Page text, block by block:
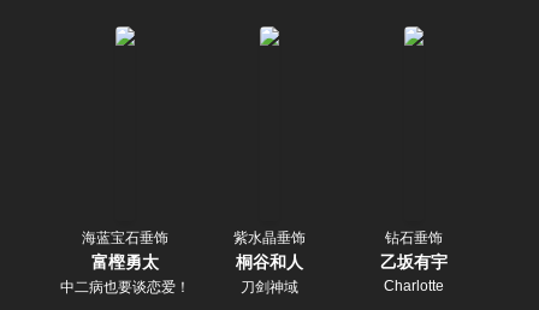
海蓝宝石垂饰
富樫勇太
中二病也要谈恋爱！
紫水晶垂饰
桐谷和人
刀剑神域
钻石垂饰
乙坂有宇
Charlotte